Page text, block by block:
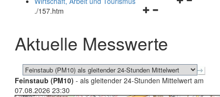
Navigationsmenü
schließen
./157.htm
Aktuelle Messwerte
Feinstaub (PM10) - als gleitender 24-Stunden Mittelwert am
07.08.2026 23:30